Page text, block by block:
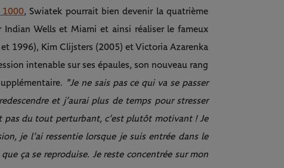
1000, Swiatek pourrait bien devenir la quatrième
Indian Wells et Miami et ainsi réaliser le fameux
1996), Kim Clijsters (2005) et Victoria Azarenka
intenable sur ses épaules, son nouveau rang
"Je ne sais pas ce qui va se passer
et j’aurai plus de temps pour stresser
pas du tout perturbant, c’est plutôt motivant ! Je
je l’ai ressentie lorsque je suis entrée dans le
ça se reproduise. Je reste concentrée sur mon